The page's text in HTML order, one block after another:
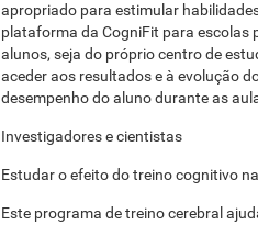
apropriado para estimular
plataforma da CogniFit para escolas
alunos, seja do próprio centro de
aceder aos resultados e à evolução
desempenho do aluno durante as
Investigadores e cientistas
Estudar o efeito do treino cognitivo
Este programa de treino cerebral